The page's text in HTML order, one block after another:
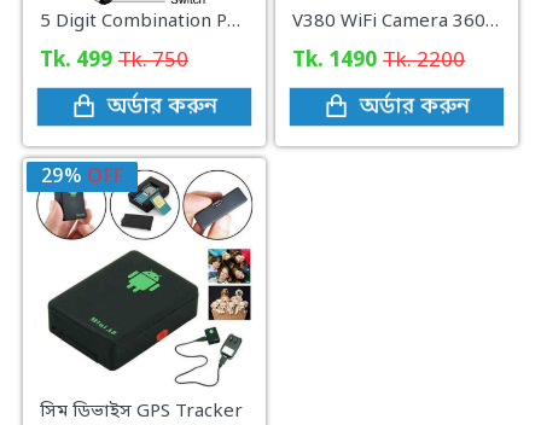
5 Digit Combination Padlock Zinc Alloy Password Lock ( Silver)
Tk. 499 Tk. 750
অর্ডার করুন
V380 WiFi Camera 360 Degree Camera Wireless CCTV Camera
Tk. 1490 Tk. 2200
অর্ডার করুন
29% OFF
সিম ডিভাইস GPS Tracker